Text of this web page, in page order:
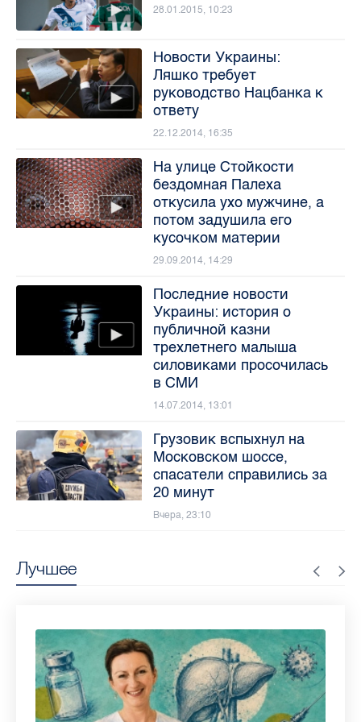
Лучшее
28.01.2015, 10:23
Новости Украины:
Ляшко требует
руководство Нацбанка к
ответу
22.12.2014, 16:35
На улице Стойкости
бездомная Палеха
откусила ухо мужчине, а
потом задушила его
кусочком материи
29.09.2014, 14:29
Последние новости
Украины: история о
публичной казни
трехлетнего малыша
силовиками просочилась
в СМИ
14.07.2014, 13:01
Грузовик вспыхнул на
Московском шоссе,
спасатели справились за
20 минут
Вчера, 23:10